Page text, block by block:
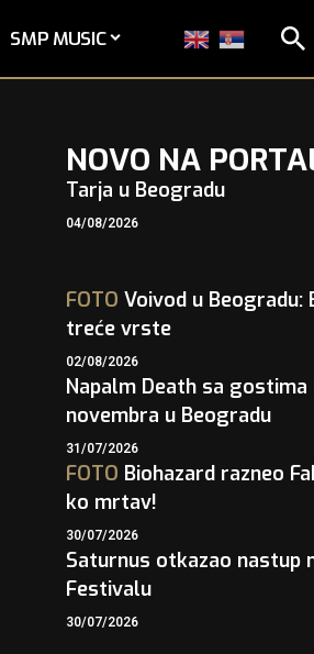
SMP MUSIC
NOVO NA
Tarja u Beogradu
04/08/2026
FOTO Voivod u
treće vrste
02/08/2026
Napalm Death sa gostima
novembra u Beogradu
31/07/2026
FOTO Biohazard razneo
ko mrtav!
30/07/2026
Saturnus otkazao nastup
Festivalu
30/07/2026